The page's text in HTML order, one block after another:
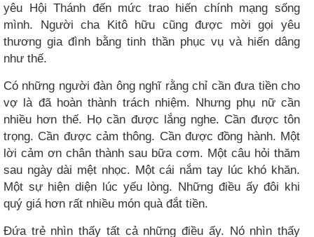
yêu Hội Thánh đến mức trao hiến chính mạng sống
mình. Người cha Kitô hữu cũng được mời gọi yêu
thương gia đình bằng tinh thần phục vụ và hiến dâng
như thế.
Có những người đàn ông nghĩ rằng chỉ cần đưa tiền cho
vợ là đã hoàn thành trách nhiệm. Nhưng phụ nữ cần
nhiều hơn thế. Họ cần được lắng nghe. Cần được tôn
trọng. Cần được cảm thông. Cần được đồng hành. Một
lời cảm ơn chân thành sau bữa cơm. Một câu hỏi thăm
sau ngày dài mệt nhọc. Một cái nắm tay lúc khó khăn.
Một sự hiện diện lúc yếu lòng. Những điều ấy đôi khi
quý giá hơn rất nhiều món quà đắt tiền.
Đứa trẻ nhìn thấy tất cả những điều ấy. Nó nhìn thấy